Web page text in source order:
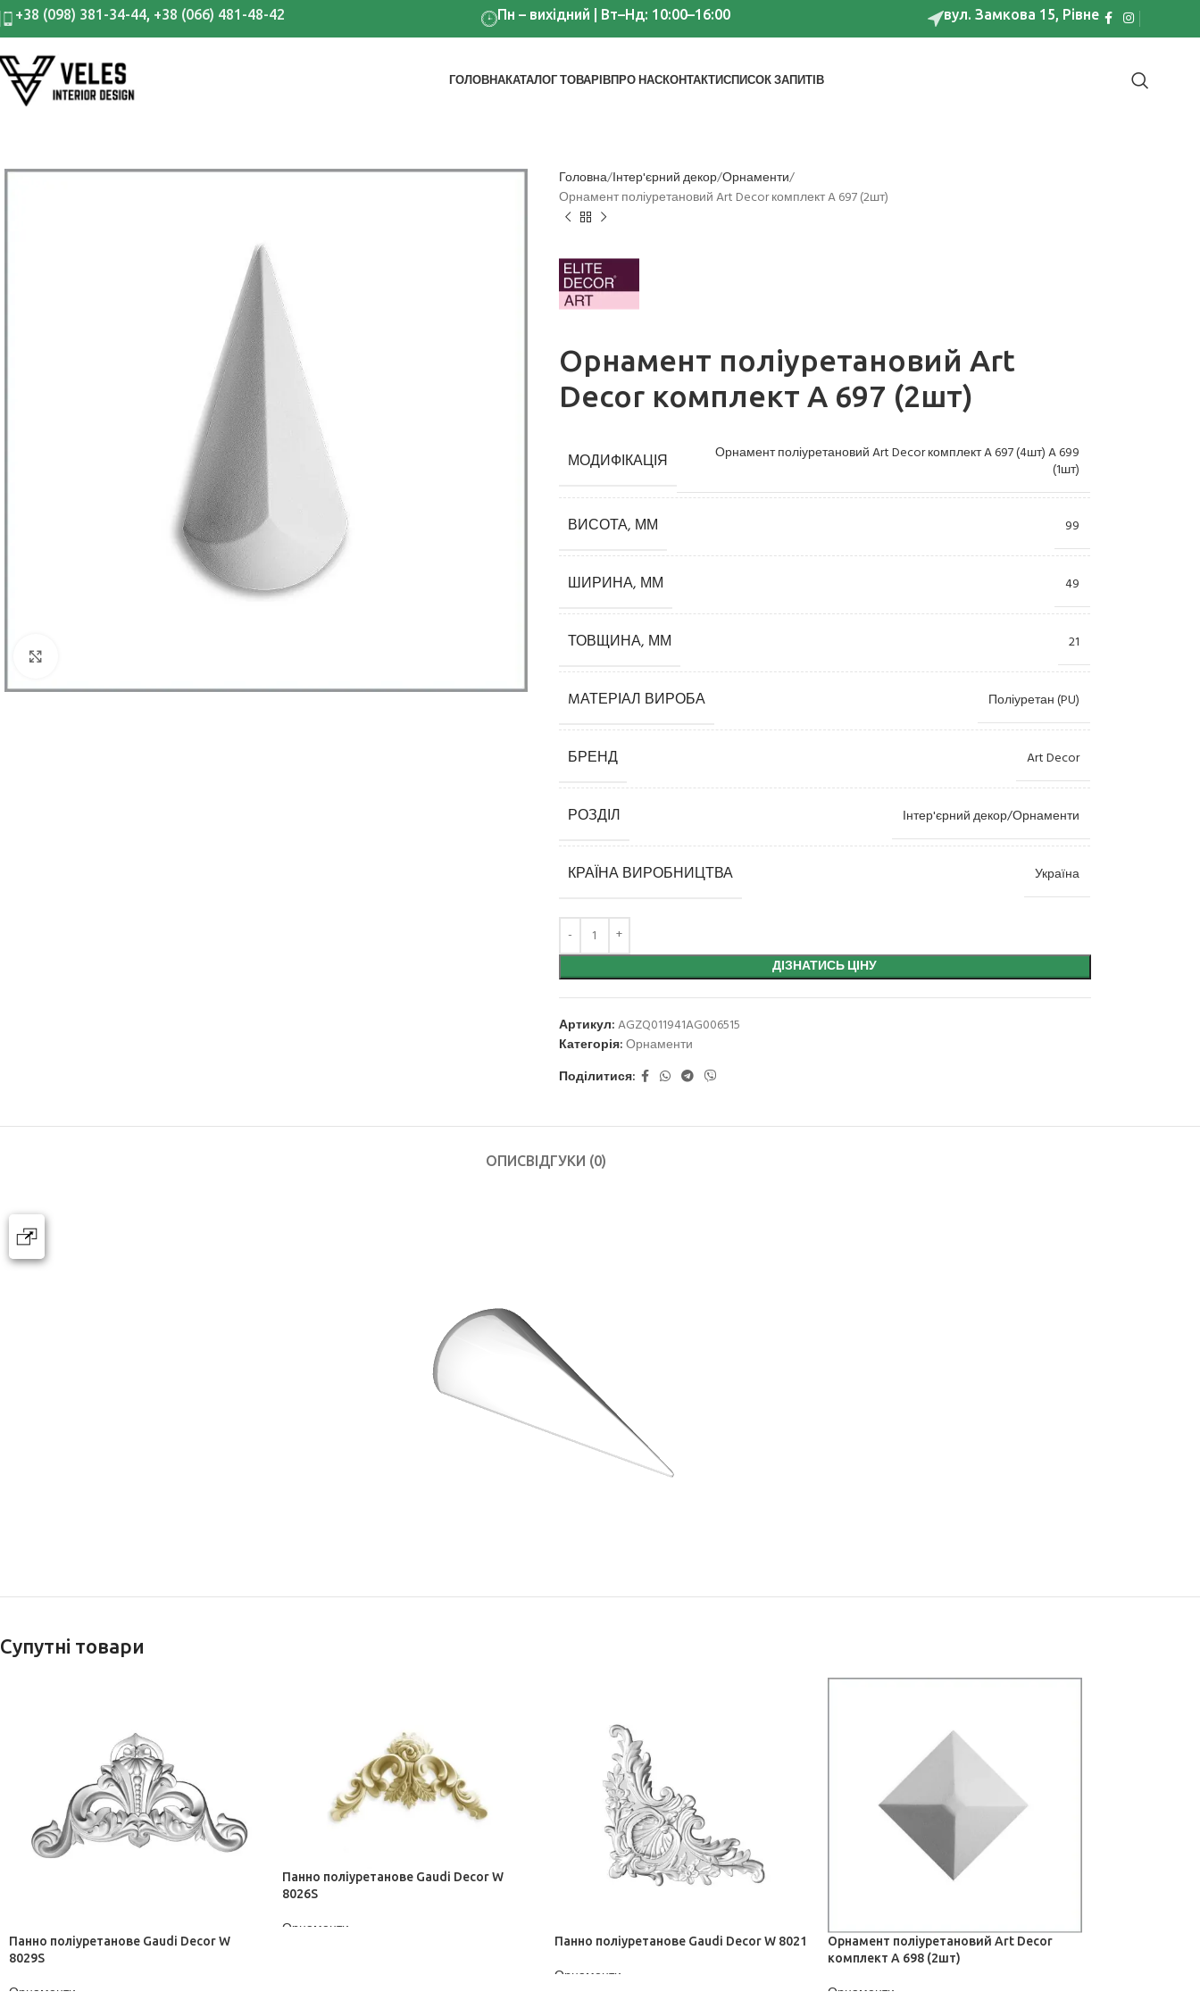
+38 (098) 381-34-44, +38 (066) 481-48-42 Пн – вихідний | Вт–Нд: 10:00–16:00 вул. Замкова 15, Рівне
ГОЛОВНАКАТАЛОГ ТОВАРІВ
Плінтуси
Кутові елементи
Панелі декоративні
3D панелі
Консолі
Колони
ПРО НАСКОНТАКТИСПИСОК ЗАПИТІВ
Головна Інтер'єрний декор Орнаменти
Орнамент поліуретановий Art Decor комплект A 697 (2шт)
Орнамент поліуретановий Art
Decor комплект A 697 (2шт)
МОДИФІКАЦІЯ
Орнамент поліуретановий Art Decor комплект A 697 (4шт) A 699
(1шт)
ВИСОТА, ММ 99
ШИРИНА, ММ 49
ТОВЩИНА, ММ 21
MАТЕРІАЛ ВИРОБА Поліуретан (PU)
БРЕНД Art Decor
РОЗДІЛ Інтер'єрний декор/Орнаменти
КРАЇНА ВИРОБНИЦТВА Україна
ДІЗНАТИСЬ ЦІНУ
Артикул:AGZQ011941AG006515
Категорія:Орнаменти
Поділитися:
ОПИСВІДГУКИ (0)
Супутні товари
Панно поліуретанове Gaudi Decor W
8029S
Орнаменти
Панно поліуретанове Gaudi Decor W
8026S
Орнаменти
Панно поліуретанове Gaudi Decor W 8021
Орнаменти
Орнамент поліуретановий Art Decor
комплект A 698 (2шт)
Орнаменти